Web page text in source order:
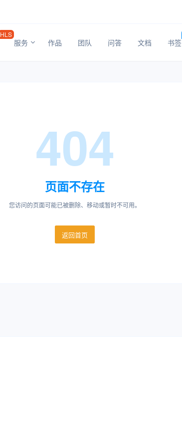
HLS
服务 作品 团队 问答 文档 书签
404
页面不存在
您访问的页面可能已被删除、移动或暂时不可用。
返回首页